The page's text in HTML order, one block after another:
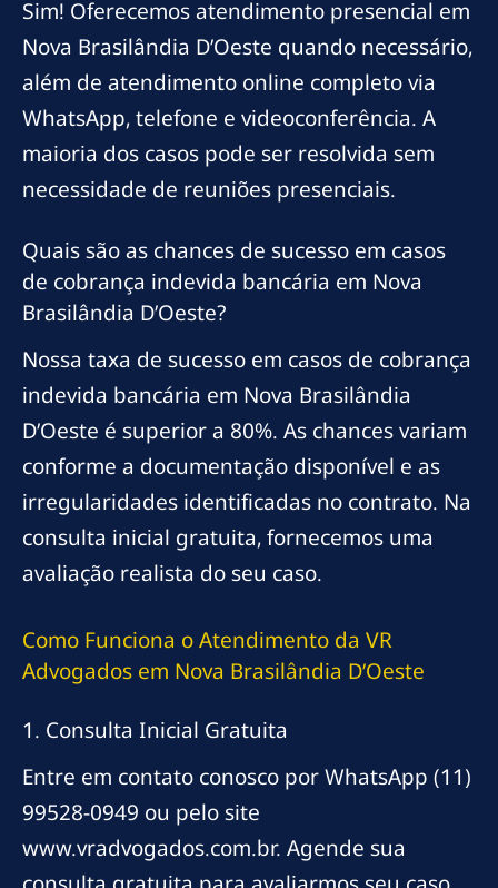
Sim! Oferecemos atendimento presencial em
Nova Brasilândia D’Oeste quando necessário,
além de atendimento online completo via
WhatsApp, telefone e videoconferência. A
maioria dos casos pode ser resolvida sem
necessidade de reuniões presenciais.
Quais são as chances de sucesso em casos
de cobrança indevida bancária em Nova
Brasilândia D’Oeste?
Nossa taxa de sucesso em casos de cobrança
indevida bancária em Nova Brasilândia
D’Oeste é superior a 80%. As chances variam
conforme a documentação disponível e as
irregularidades identificadas no contrato. Na
consulta inicial gratuita, fornecemos uma
avaliação realista do seu caso.
Como Funciona o Atendimento da VR
Advogados em Nova Brasilândia D’Oeste
1. Consulta Inicial Gratuita
Entre em contato conosco por WhatsApp (11)
99528-0949 ou pelo site
www.vradvogados.com.br. Agende sua